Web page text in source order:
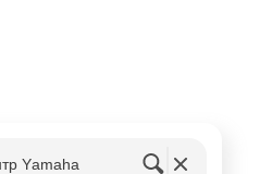
Yamaha